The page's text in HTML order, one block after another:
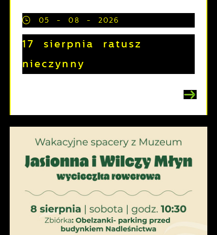
05 - 08 - 2026
17 sierpnia ratusz
nieczynny